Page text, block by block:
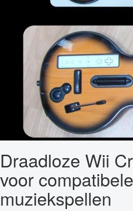
Draadloze Wii
voor compatibele
muziekspellen